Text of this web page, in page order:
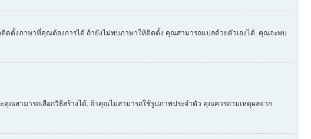
ติดตั้งภาษาที่คุณต้องการได้ ถ้ายังไม่พบภาษาให้ติดตั้ง คุณสามารถแปลด้วยตัวเองได้. คุณจะพบ
ณสามารถเลือกวิธีสร้างได้. ถ้าคุณไม่สามารถใช้รูปภาพประจำตัว คุณควรถามเหตุผลจาก